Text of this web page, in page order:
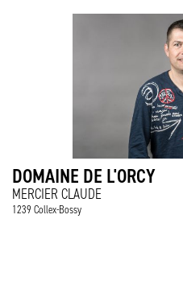
DOMAINE DE L'ORCY
MERCIER CLAUDE
1239 Collex-Bossy